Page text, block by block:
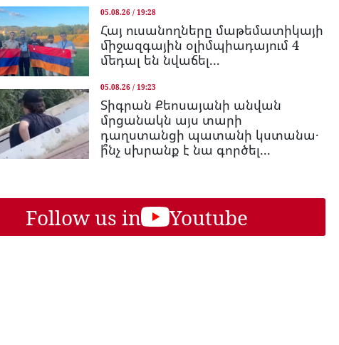
05.08.26 / 19:28
Հայ ուսանողները մաթեմատիկայի
միջազգային օլիմպիադայում 4
մեդալ են նվաճել...
05.08.26 / 19:23
Տիգրան Քեոսայանի անվան
մրցանակն այս տարի
դաղստանցի պատանի կստանա․
ի՞նչ սխրանք է նա գործել...
Follow us in Youtube